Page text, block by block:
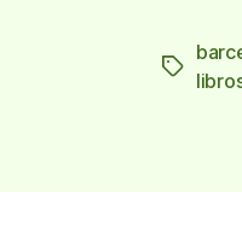
Etiquetas